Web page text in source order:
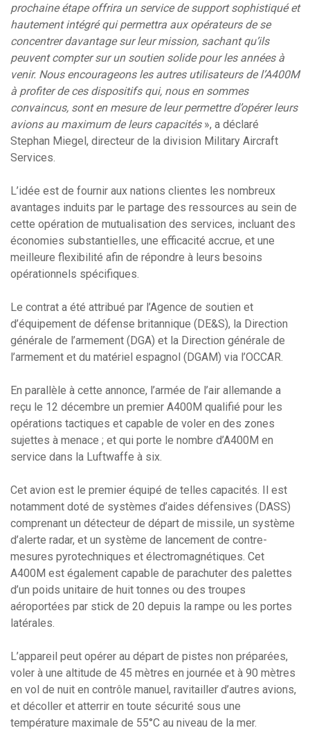
prochaine étape offrira un service de support sophistiqué et
hautement intégré qui permettra aux opérateurs de se
concentrer davantage sur leur mission, sachant qu’ils
peuvent compter sur un soutien solide pour les années à
venir. Nous encourageons les autres utilisateurs de l’A400M
à profiter de ces dispositifs qui, nous en sommes
convaincus, sont en mesure de leur permettre d’opérer leurs
avions au maximum de leurs capacités», a déclaré
Stephan Miegel, directeur de la division Military Aircraft
Services.
L’idée est de fournir aux nations clientes les nombreux
avantages induits par le partage des ressources au sein de
cette opération de mutualisation des services, incluant des
économies substantielles, une efficacité accrue, et une
meilleure flexibilité afin de répondre à leurs besoins
opérationnels spécifiques.
Le contrat a été attribué par l’Agence de soutien et
d’équipement de défense britannique (DE&S), la Direction
générale de l’armement (DGA) et la Direction générale de
l’armement et du matériel espagnol (DGAM) via l’OCCAR.
En parallèle à cette annonce, l’armée de l’air allemande a
reçu le 12 décembre un premier A400M qualifié pour les
opérations tactiques et capable de voler en des zones
sujettes à menace ; et qui porte le nombre d’A400M en
service dans la Luftwaffe à six.
Cet avion est le premier équipé de telles capacités. Il est
notamment doté de systèmes d’aides défensives (DASS)
comprenant un détecteur de départ de missile, un système
d’alerte radar, et un système de lancement de contre-
mesures pyrotechniques et électromagnétiques. Cet
A400M est également capable de parachuter des palettes
d’un poids unitaire de huit tonnes ou des troupes
aéroportées par stick de 20 depuis la rampe ou les portes
latérales.
L’appareil peut opérer au départ de pistes non préparées,
voler à une altitude de 45 mètres en journée et à 90 mètres
en vol de nuit en contrôle manuel, ravitailler d’autres avions,
et décoller et atterrir en toute sécurité sous une
température maximale de 55°C au niveau de la mer.